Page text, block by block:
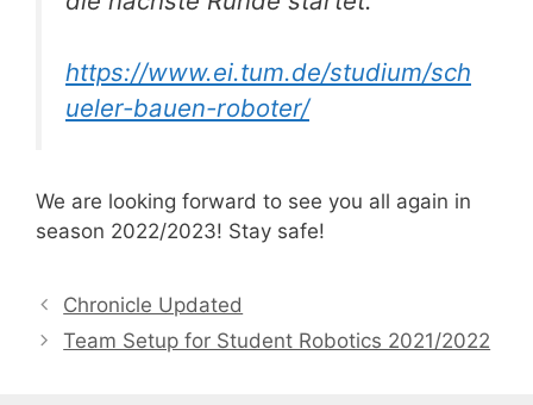
https://www.ei.tum.de/studium/sch
ueler-bauen-roboter/
We are looking forward to see you all again in
season 2022/2023! Stay safe!
Chronicle Updated
Team Setup for Student Robotics 2021/2022